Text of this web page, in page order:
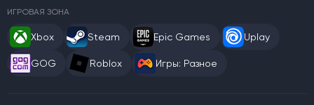
ИГРОВАЯ ЗОНА
Xbox Steam Epic Games Uplay
GOG Roblox Игры: Разное